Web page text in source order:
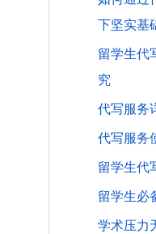
下坚实基
留学生代
究
代写服务
代写服务
留学生代
留学生必
学术压力